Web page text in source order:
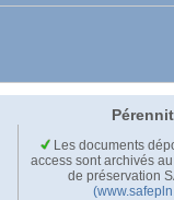
Les documents
access sont archivés
de préservation